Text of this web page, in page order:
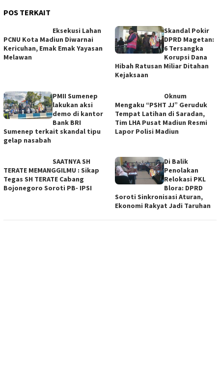
POS TERKAIT
Eksekusi Lahan
PCNU Kota Madiun Diwarnai
Kericuhan, Emak Emak Yayasan
Melawan
Skandal Pokir
DPRD Magetan:
6 Tersangka
Korupsi Dana
Hibah Ratusan Miliar Ditahan
Kejaksaan
PMII Sumenep
lakukan aksi
demo di kantor
Bank BRI
Sumenep terkait skandal tipu
gelap nasabah
Oknum
Mengaku “PSHT JJ” Geruduk
Tempat Latihan di Saradan,
Tim LHA Pusat Madiun Resmi
Lapor Polisi Madiun
SAATNYA SH
TERATE MEMANGGILMU : Sikap
Tegas SH TERATE Cabang
Bojonegoro Soroti PB- IPSI
Di Balik
Penolakan
Relokasi PKL
Blora: DPRD
Soroti Sinkronisasi Aturan,
Ekonomi Rakyat Jadi Taruhan